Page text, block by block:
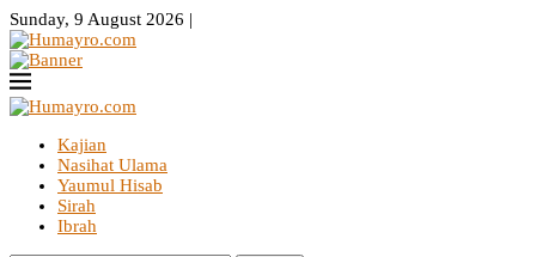
Sunday, 9 August 2026 |
Kajian
Nasihat Ulama
Yaumul Hisab
Sirah
Ibrah